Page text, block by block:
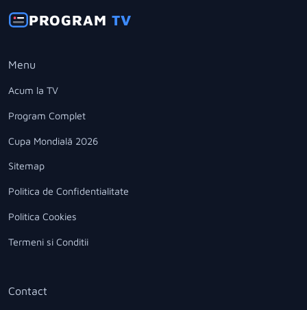
PROGRAMTV
Menu
Acum la TV
Program Complet
Cupa Mondială 2026
Sitemap
Politica de Confidentialitate
Politica Cookies
Termeni si Conditii
Contact